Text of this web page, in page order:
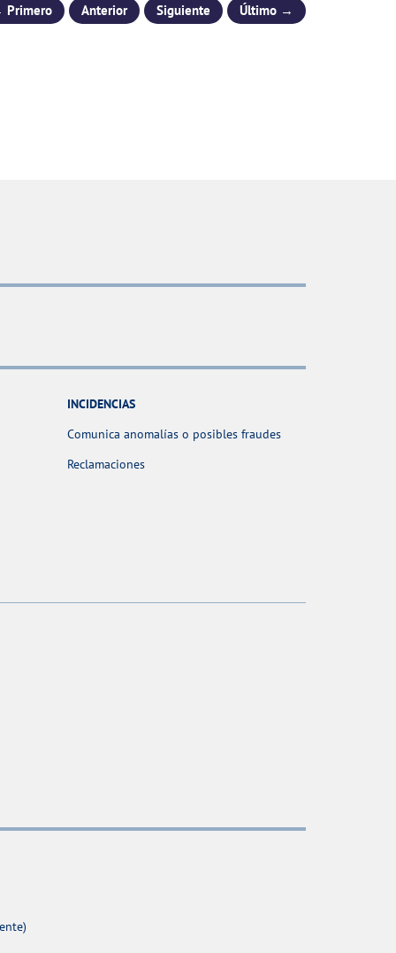
Anterior Siguiente Último →
INCIDENCIAS
Comunica anomalías o posibles fraudes
Reclamaciones